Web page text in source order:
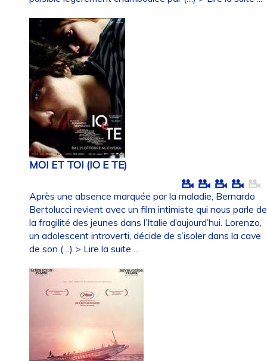
MOI ET TOI (IO E TE)
Après une absence marquée par la maladie, Bernardo
Bertolucci revient avec un film intimiste qui nous parle de
la fragilité des jeunes dans l’Italie d’aujourd’hui. Lorenzo,
un adolescent introverti, décide de s’isoler dans la cave
de son (…) > Lire la suite ...